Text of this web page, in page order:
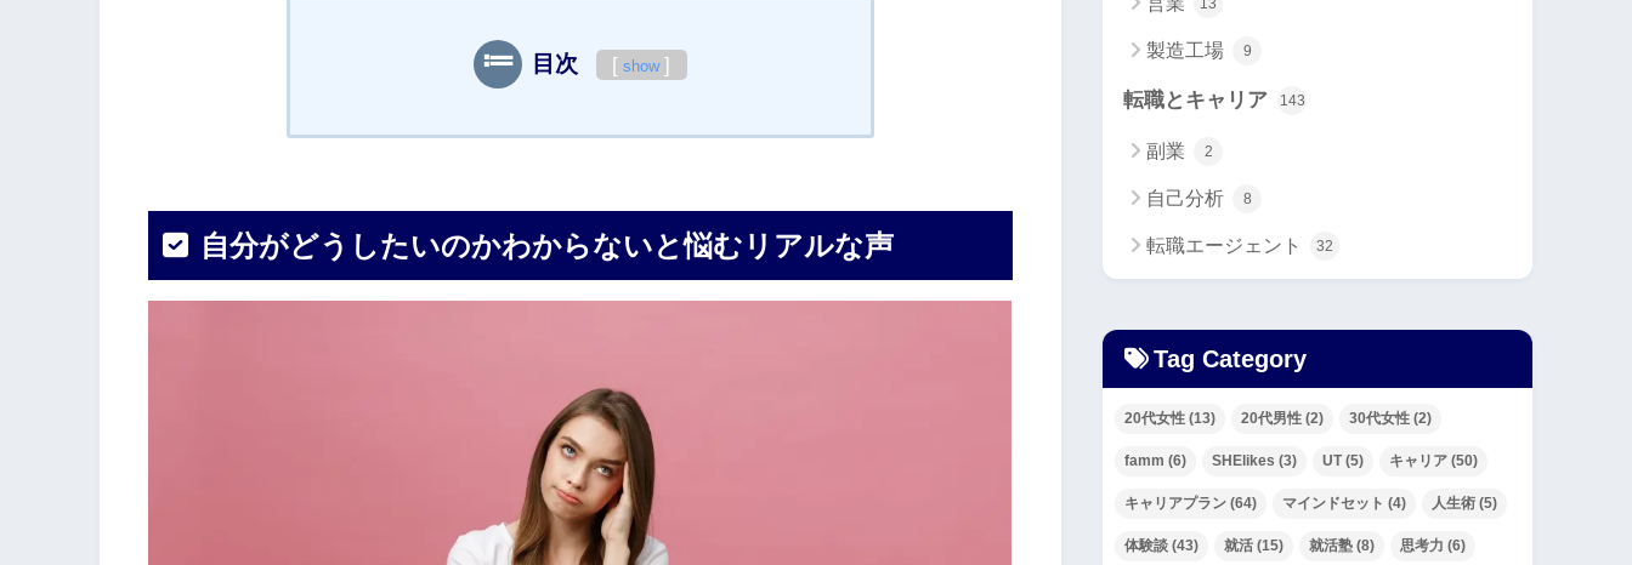
目次 [ show ]
自分がどうしたいのかわからないと悩むリアルな声
13
製造工場 9
転職とキャリア 143
副業 2
自己分析 8
転職エージェント 32
Tag Category
20代女性 (13) 20代男性 (2) 30代女性 (2)
famm (6) SHElikes (3) UT(5) キャリア (50)
キャリアプラン (64) マインドセット (4) 人生術 (5)
体験談 (43) 就活 (15) 就活塾 (8) 思考力 (6)